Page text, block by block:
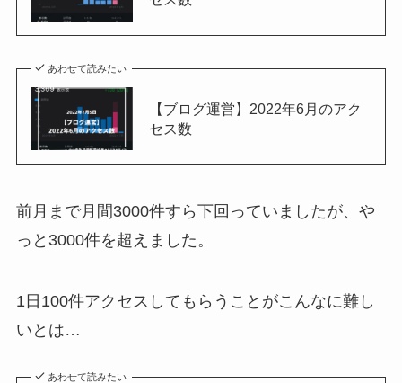
あわせて読みたい
【ブログ運営】2022年6月のアク
セス数
前月まで月間3000件すら下回っていましたが、や
っと3000件を超えました。
1日100件アクセスしてもらうことがこんなに難し
いとは…
あわせて読みたい